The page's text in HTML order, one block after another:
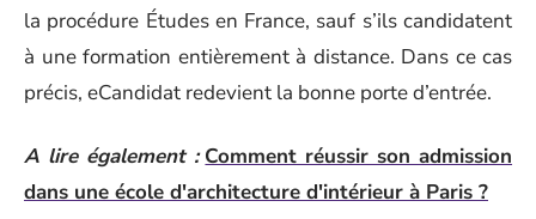
la procédure Études en France, sauf s’ils candidatent
à une formation entièrement à distance. Dans ce cas
précis, eCandidat redevient la bonne porte d’entrée.
A lire également : Comment réussir son admission
dans une école d'architecture d'intérieur à Paris ?